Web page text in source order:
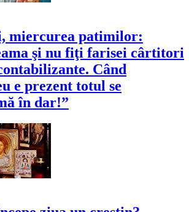
miercurea patimilor:
şi nu fiţi farisei cârtitori
Când
e prezent totul se
în dar!”